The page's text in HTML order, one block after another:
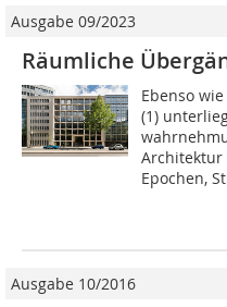
Ausgabe 09/2023
Räumliche
Ebenso
(1)
Architektur
Epochen,
Ausgabe 10/2016